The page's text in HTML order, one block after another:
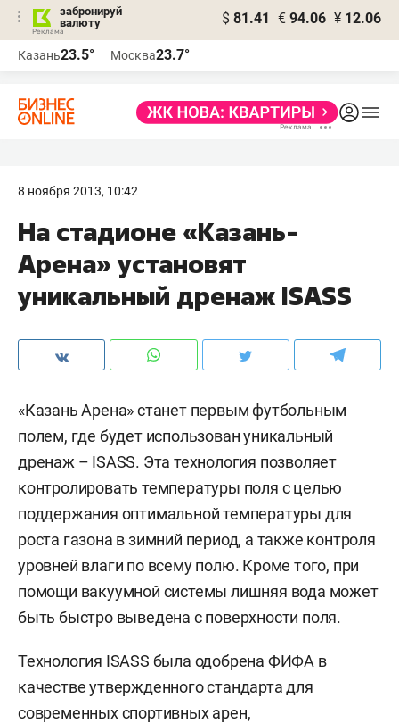
забронируй
валюту
$ 81.41 € 94.06 ¥ 12.06
Казань23.5° Москва23.7°
8 ноября 2013, 10:42
На стадионе «Казань-
Арена» установят
уникальный дренаж ISASS
«Казань Арена» станет первым футбольным
полем, где будет использован уникальный
дренаж – ISASS. Эта технология позволяет
контролировать температуры поля с целью
поддержания оптимальной температуры для
роста газона в зимний период, а также контроля
уровней влаги по всему полю. Кроме того, при
помощи вакуумной системы лишняя вода может
быть быстро выведена с поверхности поля.
Технология ISASS была одобрена ФИФА в
качестве утвержденного стандарта для
современных спортивных арен,